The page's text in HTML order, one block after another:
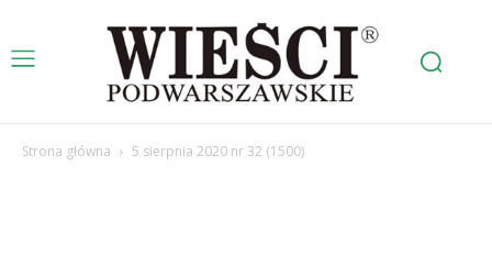
Strona główna 5 sierpnia 2020 nr 32 (1500)